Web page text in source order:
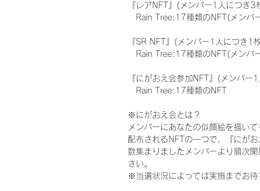
『レアNFT』(メンバー1人につき3
Rain Tree:17種類のNFT(メンバ
『SR NFT』(メンバー1人につき1
Rain Tree:17種類のNFT(メンバ
『にがおえ会参加NFT』(メンバー
Rain Tree:17種類のNFT
※にがおえ会とは？
メンバーにあなたの似顔絵を描い
配布されるNFTの一つで、『にが
数集まりましたメンバーより順次
さい。
※当選状況によっては実施までお待